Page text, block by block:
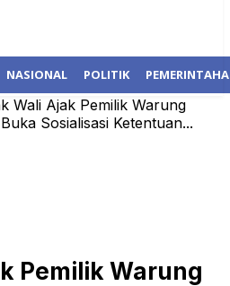
NASIONAL POLITIK
Wali Ajak Pemilik Warung
Sosialisasi Ketentuan...
Pemilik Warung